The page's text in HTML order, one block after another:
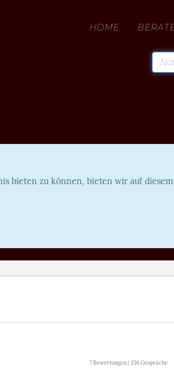
HOME
bieten zu können, bieten wir auf
7 Bewertungen | 356 Gespräche